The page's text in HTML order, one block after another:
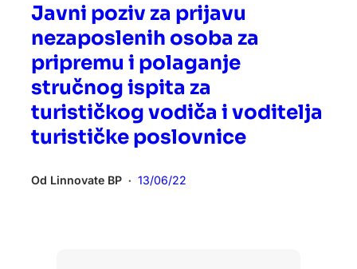
Javni poziv za prijavu
nezaposlenih osoba za
pripremu i polaganje
stručnog ispita za
turističkog vodiča i voditelja
turističke poslovnice
Od Linnovate BP • 13/06/22